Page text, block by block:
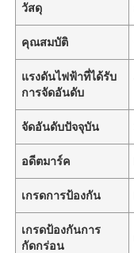
วัสดุ
คุณสมบัติ
แรงดันไฟฟ้าที่ได้รับ
การจัดอันดับ
จัดอันดับปัจจุบัน
อดีตมาร์ค
เกรดการป้องกัน
เกรดป้องกันการ
กัดกร่อน